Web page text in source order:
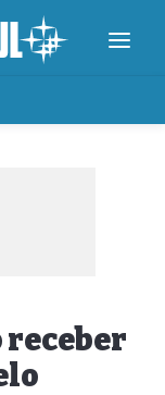
receber